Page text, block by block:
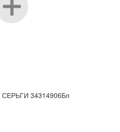
СЕРЬГИ 34314906Бп